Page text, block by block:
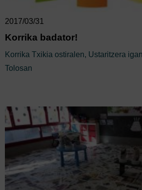
2017/03/31
Korrika badator!
Korrika Txikia ostiralen, Ustaritzera
Tolosan